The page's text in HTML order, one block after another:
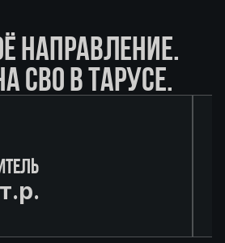
НАПРАВЛЕНИЕ.
СВО В ТАРУСЕ.